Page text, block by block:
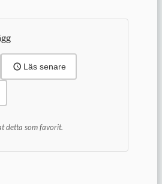
Läs senare
detta som favorit.